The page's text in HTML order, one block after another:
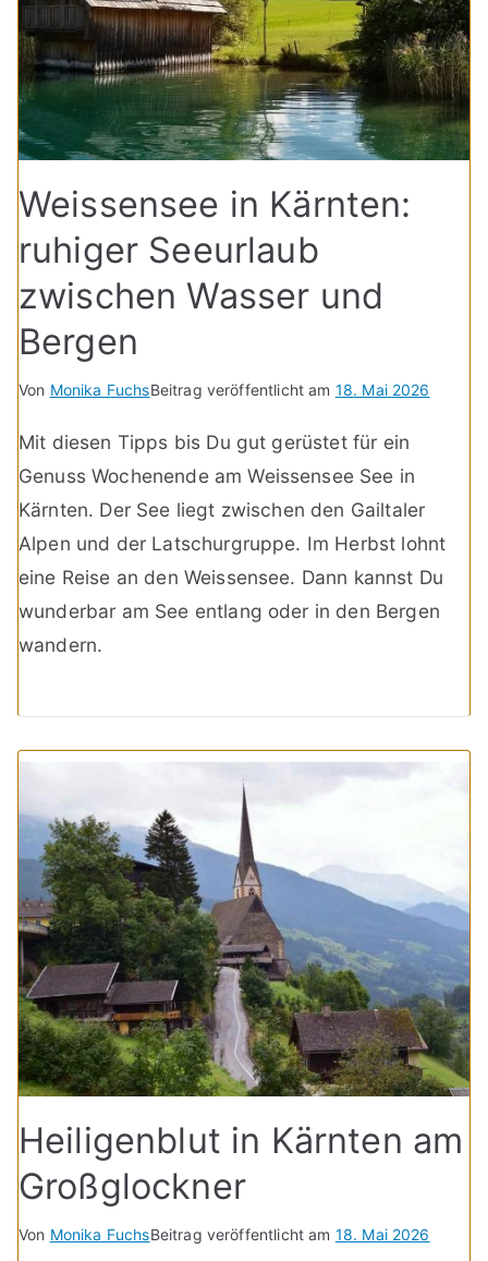
Weissensee in Kärnten:
ruhiger Seeurlaub
zwischen Wasser und
Bergen
Von Monika FuchsBeitrag veröffentlicht am 18. Mai 2026
Mit diesen Tipps bis Du gut gerüstet für ein
Genuss Wochenende am Weissensee See in
Kärnten. Der See liegt zwischen den Gailtaler
Alpen und der Latschurgruppe. Im Herbst lohnt
eine Reise an den Weissensee. Dann kannst Du
wunderbar am See entlang oder in den Bergen
wandern.
Heiligenblut in Kärnten am
Großglockner
Von Monika FuchsBeitrag veröffentlicht am 18. Mai 2026